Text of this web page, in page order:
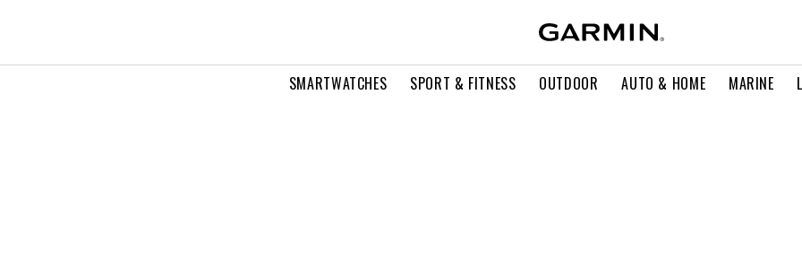
SMARTWATCHES SPORT & FITNESS OUTDOOR AUTO & HOME MARINE